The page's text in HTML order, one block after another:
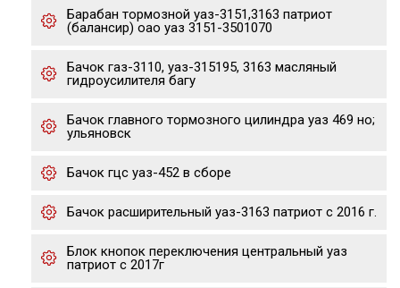
Барабан тормозной уаз-3151,3163 патриот
(балансир) оао уаз 3151-3501070
Бачок газ-3110, уаз-315195, 3163 масляный
гидроусилителя багу
Бачок главного тормозного цилиндра уаз 469 но;
ульяновск
Бачок гцс уаз-452 в сборе
Бачок расширительный уаз-3163 патриот с 2016 г.
Блок кнопок переключения центральный уаз
патриот с 2017г